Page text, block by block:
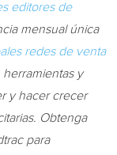
editores de
mensual única
redes de venta
herramientas y
y hacer crecer
Obtenga
para